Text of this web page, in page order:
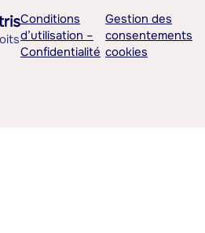
Conditions
d’utilisation –
Confidentialité
Gestion des
consentements
cookies